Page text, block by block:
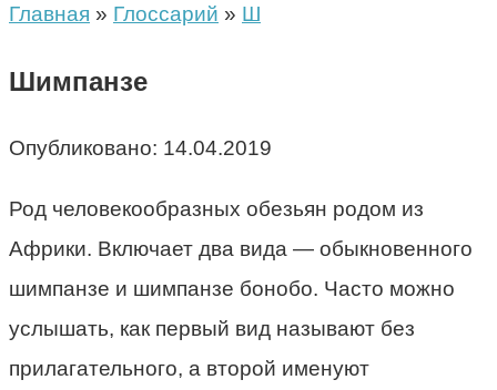
Главная » Глоссарий » Ш
Шимпанзе
Опубликовано: 14.04.2019
Род человекообразных обезьян родом из
Африки. Включает два вида — обыкновенного
шимпанзе и шимпанзе бонобо. Часто можно
услышать, как первый вид называют без
прилагательного, а второй именуют